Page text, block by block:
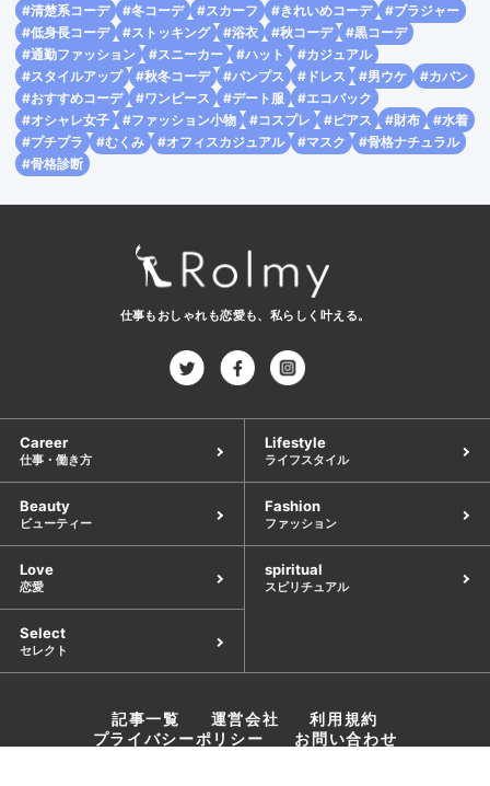
#清楚系コーデ #冬コーデ #スカーフ #きれいめコーデ
#ブラジャー
#低身長コーデ
#ストッキング #浴衣 #秋コーデ
#黒コーデ
#通勤ファッション
#スニーカー #ハット
#カジュアル
#スタイルアップ
#秋冬コーデ #パンプス #ドレス #男ウケ
#カバン
#おすすめコーデ
#ワンピース #デート服
#エコバック
#オシャレ女子
#ファッション小物 #コスプレ #ピアス #財布
#水着
#プチプラ
#むくみ #オフィスカジュアル #マスク
#骨格ナチュラル
#骨格診断
仕事もおしゃれも恋愛も、 私らしく叶える。
Career
仕事・働き方
Lifestyle
ライフスタイル
Beauty
ビューティー
Fashion
ファッション
Love
恋愛
spiritual
スピリチュアル
Select
セレクト
記事一覧 運営会社
利用規約
プライバシーポリシー
お問い合わせ